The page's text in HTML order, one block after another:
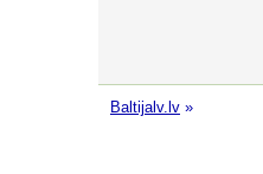
Baltijalv.lv »